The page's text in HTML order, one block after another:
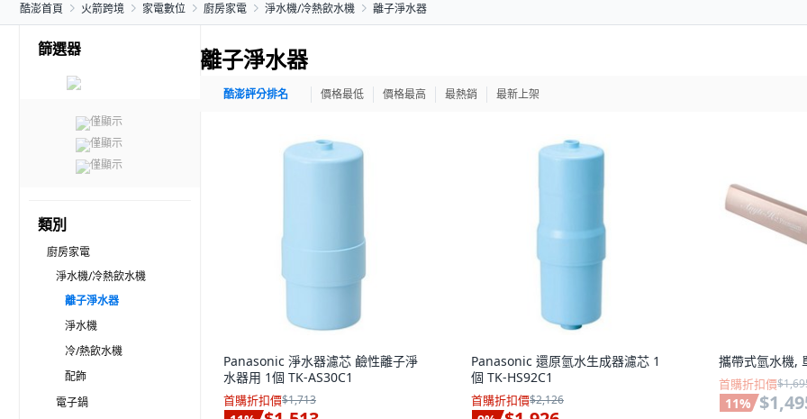
酷澎首頁 火箭跨境 家電數位 廚房家電 淨水機/冷熱飲水機 離子淨水器
篩選器
僅顯示
僅顯示
僅顯示
類別
廚房家電
淨水機/冷熱飲水機
離子淨水器
淨水機
冷/熱飲水機
配飾
電子鍋
離子淨水器
酷澎評分排名 價格最低 價格最高 最熱銷 最新上架
Panasonic 淨水器濾芯 鹼性離子淨
水器用 1個 TK-AS30C1
首購折扣價$1,713
Panasonic 還原氫水生成器濾芯 1
個 TK-HS92C1
首購折扣價$2,126
攜帶式氫水機,
首購折扣價
11%